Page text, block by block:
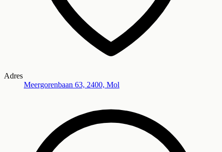
Adres
Meergorenbaan 63, 2400, Mol